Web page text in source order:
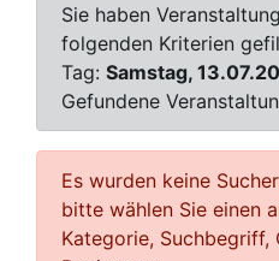
Sie haben
folgenden Kriterien
Tag: Samstag,
Gefundene
Es wurden keine
bitte wählen Sie einen
Kategorie,